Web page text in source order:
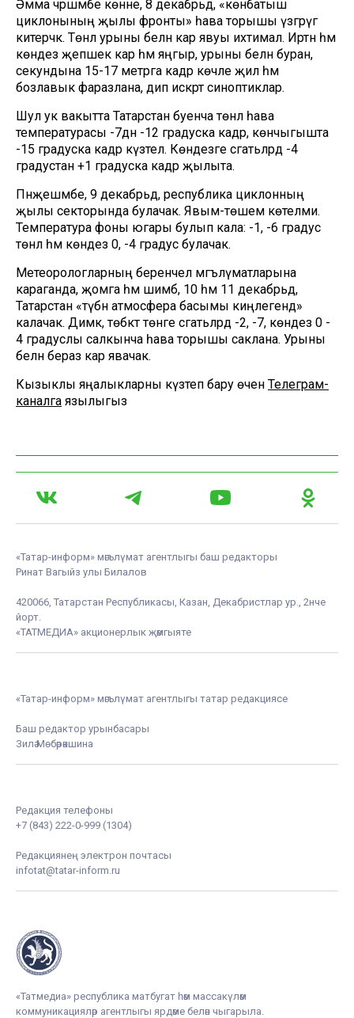
Әмма чәршәмбе көнне, 8 декабрьдә, «көнбатыш
циклонының җылы фронты» һава торышы үзгәрүгә
китерәчәк. Төнлә урыны белән кар явуы ихтимал. Иртән һәм
көндез җепшек кар һәм яңгыр, урыны белән буран,
секундына 15-17 метрга кадәр көчле җил һәм
бозлавык фаразлана, дип искәртә синоптиклар.
Шул ук вакытта Татарстан буенча төнлә һава
температурасы -7дән -12 градуска кадәр, көнчыгышта
-15 градуска кадәр күзәтелә. Көндезге сәгатьләрдә -4
градустан +1 градуска кадәр җылыта.
Пәнҗешәмбе, 9 декабрьдә, республика циклонның
җылы секторында булачак. Явым-төшем көтелми.
Температура фоны югары булып кала: -1, -6 градус
төнлә һәм көндез 0, -4 градус булачак.
Метеорологларның беренчел мәгълүматларына
караганда, җомга һәм шимбә, 10 һәм 11 декабрьдә,
Татарстан «түбән атмосфера басымы киңлегендә»
калачак. Димәк, төбәктә төнге сәгатьләрдә -2, -7, көндез 0 -
4 градуслы салкынча һава торышы саклана. Урыны
белән бераз кар явачак.
Кызыклы яңалыкларны күзәтеп бару өчен Телеграм-
каналга язылыгыз
«Татар-информ» мәгълүмат агентлыгы баш редакторы
Ринат Вагыйз улы Билалов
420066, Татарстан Республикасы, Казан, Декабристлар ур., 2нче
йорт.
«ТАТМЕДИА» акционерлык җәмгыяте
«Татар-информ» мәгълүмат агентлыгы татар редакциясе
Баш редактор урынбасары
Зилә Мөбәрәкшина
Редакция телефоны
+7 (843) 222-0-999 (1304)
Редакциянең электрон почтасы
infotat@tatar-inform.ru
«Татмедиа» республика матбугат һәм массакүләм
коммуникацияләр агентлыгы ярдәме белән чыгарыла.